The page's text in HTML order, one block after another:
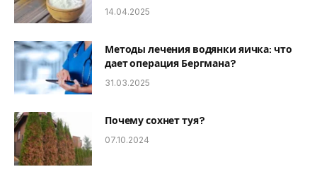
14.04.2025
Методы лечения водянки яичка: что
дает операция Бергмана?
31.03.2025
Почему сохнет туя?
07.10.2024